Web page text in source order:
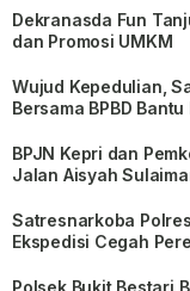
Dekranasda Fun
dan Promosi UMKM
Wujud Kepedulian,
Bersama BPBD
BPJN Kepri dan
Jalan Aisyah
Satresnarkoba
Ekspedisi Cegah
Polsek Bukit Bestari